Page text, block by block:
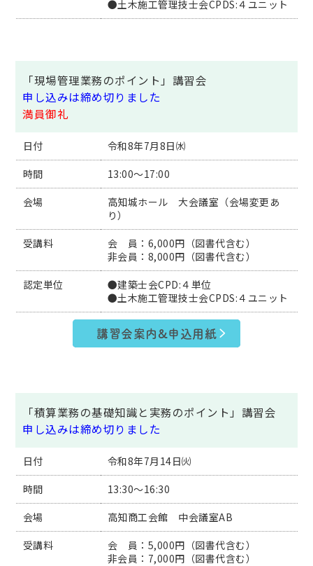
●土木施工管理技士会CPDS:４ユニット
日付
令和8年7月8日㈬
時間
13:00～17:00
会場
高知城ホール 大会議室（会場変更あ
り）
受講料
会 員：6,000円（図書代含む）
非会員：8,000円（図書代含む）
認定単位
●建築士会CPD:４単位
●土木施工管理技士会CPDS:４ユニット
講習会案内&申込用紙
「現場管理業務のポイント」講習会
申し込みは締め切りました
満員御礼
日付
令和8年7月14日㈫
時間
13:30～16:30
会場
高知商工会館 中会議室AB
受講料
会 員：5,000円（図書代含む）
非会員：7,000円（図書代含む）
「積算業務の基礎知識と実務のポイント」講習会
申し込みは締め切りました